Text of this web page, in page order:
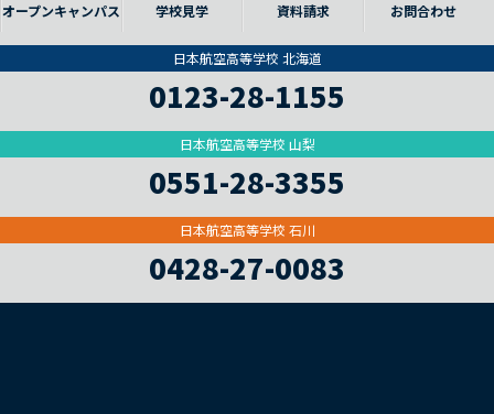
オープンキャンパス 学校見学 資料請求 お問合わせ
日本航空高等学校 北海道
0123-28-1155
日本航空高等学校 山梨
0551-28-3355
日本航空高等学校 石川
0428-27-0083